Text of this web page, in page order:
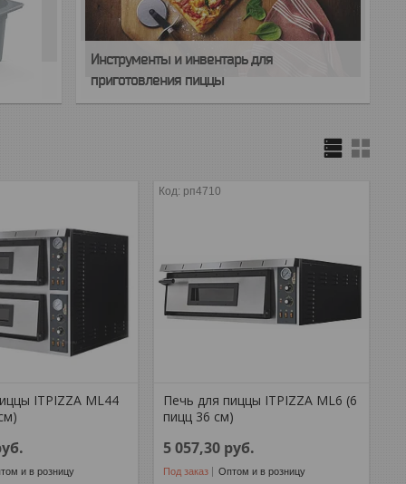
Инструменты и инвентарь для
приготовления пиццы
ITPIZZA ML44
и в розницу
рп4710
Печь для пиццы ITPIZZA ML6 (6
пицц 36 см)
5 057,30 руб.
Под заказ Оптом и в розницу